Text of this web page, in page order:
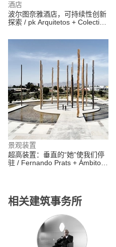
酒店
波尔图奈雅酒店，可持续性创新
探索 / pk Arquitetos + Colectivo
景观装置
超高装置：垂直的“她”使我们停
驻 / Fernando Prats + Ámbito
相关建筑事务所